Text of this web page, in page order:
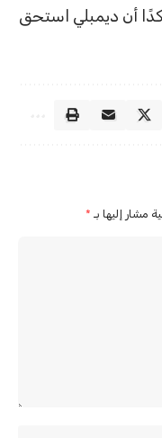
أن ديمبلي استحق
مشار إليها بـ *